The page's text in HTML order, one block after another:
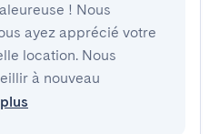
! Nous
ayez apprécié votre
location. Nous
à nouveau